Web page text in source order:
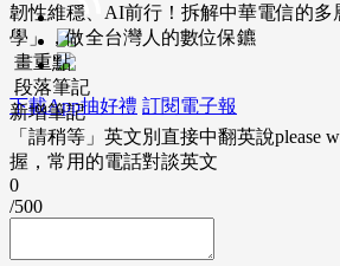
下載App抽好禮 訂閱電子報
韌性維穩、AI前行！拆解中華電信的多
學」，做全台灣人的數位保鑣
畫重點
段落筆記
新增筆記
「請稍等」英文別直接中翻英說please
握，常用的電話對談英文
0
/500